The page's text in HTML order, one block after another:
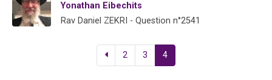
Yonathan Eibechits
Rav Daniel ZEKRI - Question n°2541
2 3 4